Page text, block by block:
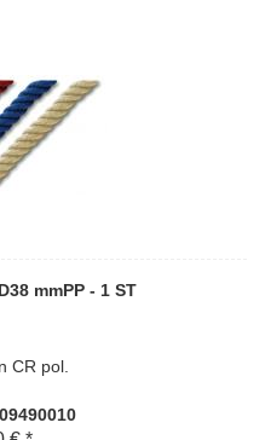
mmPP - 1 ST
CR pol.